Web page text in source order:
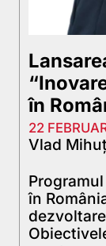
în
22
Vlad
în